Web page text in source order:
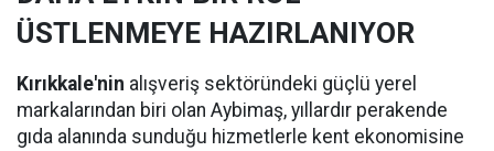
ÜSTLENMEYE HAZIRLANIYOR
Kırıkkale'nin alışveriş sektöründeki güçlü yerel
markalarından biri olan Aybimaş, yıllardır perakende
gıda alanında sunduğu hizmetlerle kent ekonomisine